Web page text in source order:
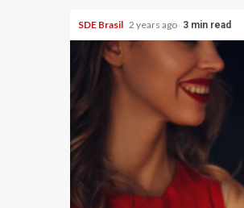
SDE Brasil 2 years ago 3 min read